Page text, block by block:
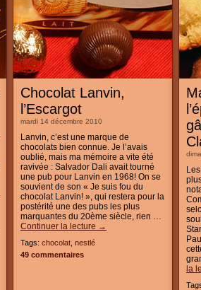
Chocolat Lanvin,
l’Escargot
mardi 14 décembre 2010
Lanvin, c’est une marque de
chocolats bien connue. Je l’avais
oublié, mais ma mémoire a vite été
ravivée : Salvador Dali avait tourné
une pub pour Lanvin en 1968! On se
souvient de son « Je suis fou du
chocolat Lanvin! », qui restera pour la
postérité une des pubs les plus
marquantes du 20ème siècle, rien …
Continuer la lecture →
Tags: chocolat nestlé
49 commentaires
la